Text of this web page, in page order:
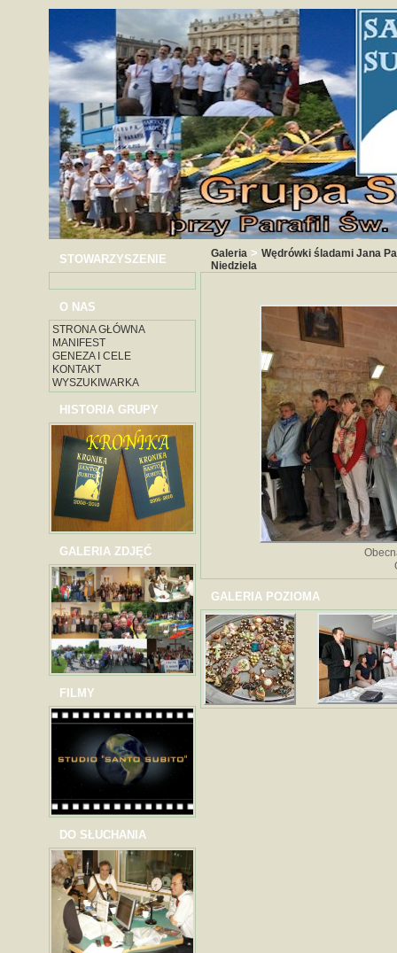
STOWARZYSZENIE
O NAS
STRONA GŁÓWNA
MANIFEST
GENEZA I CELE
KONTAKT
WYSZUKIWARKA
HISTORIA GRUPY
GALERIA ZDJĘĆ
FILMY
DO SŁUCHANIA
Galeria > Wędrówki śladami Jana
Niedziela
GALERIA POZIOMA